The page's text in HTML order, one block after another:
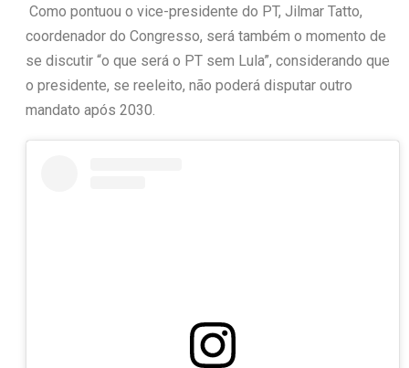
Como pontuou o vice-presidente do PT, Jilmar Tatto,
coordenador do Congresso, será também o momento de
se discutir “o que será o PT sem Lula”, considerando que
o presidente, se reeleito, não poderá disputar outro
mandato após 2030.